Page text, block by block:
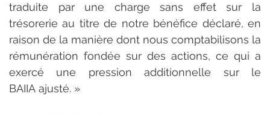
traduite par une charge sans effet sur la
trésorerie au titre de notre bénéfice déclaré, en
raison de la manière dont nous comptabilisons la
rémunération fondée sur des actions, ce qui a
exercé une pression additionnelle sur le
BAIIA ajusté. »